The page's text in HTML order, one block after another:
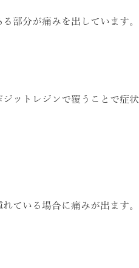
部分が痛みを出しています。
ットレジンで覆うことで症状
ている場合に痛みが出ます。